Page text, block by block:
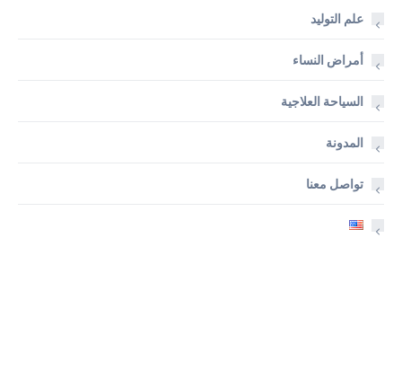
علم التوليد
أمراض النساء
السياحة العلاجية
المدونة
تواصل معنا